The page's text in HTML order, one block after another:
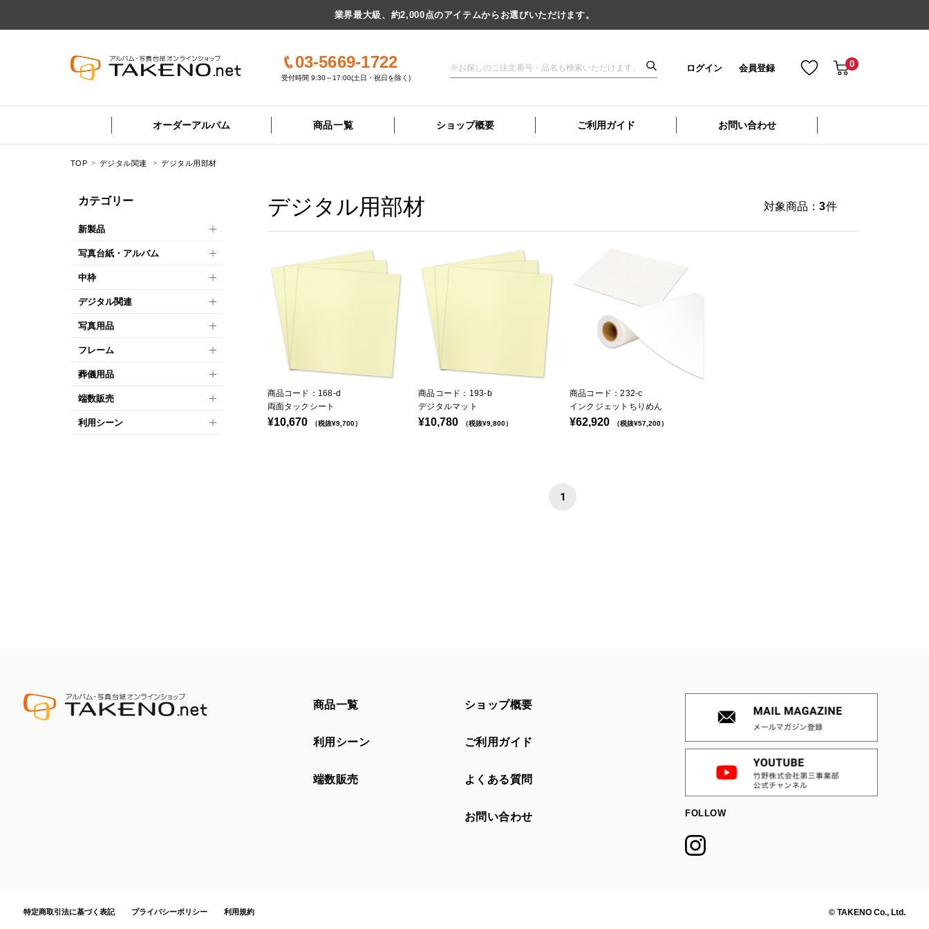
業界最大級、約2,000点のアイテムからお選びいただけます。
03-5669-1722
受付時間 9:30～17:00(土日・祝日を除く)
ログイン 会員登録 0
オーダーアルバム 商品一覧 ショップ概要 ご利用ガイド お問い合わせ
TOP デジタル関連 デジタル用部材
カテゴリー
新製品
写真台紙・アルバム
中枠
デジタル関連
写真用品
フレーム
葬儀用品
端数販売
利用シーン
デジタル用部材 対象商品： 3件
商品コード：168-d
両面タックシート
¥10,670 （税抜¥9,700）
商品コード：193-b
デジタルマット
¥10,780 （税抜¥9,800）
商品コード：232-c
インクジェットちりめん
¥62,920 （税抜¥57,200）
1
商品一覧
利用シーン
端数販売
ショップ概要
ご利用ガイド
よくある質問
お問い合わせ FOLLOW
特定商取引法に基づく表記 プライバシーポリシー 利用規約 © TAKENO Co., Ltd.